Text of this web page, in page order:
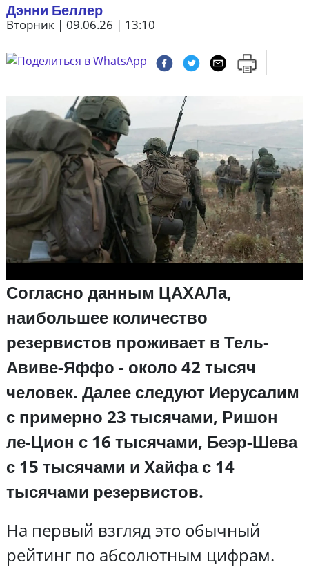
Дэнни Беллер
Вторник | 09.06.26 | 13:10
Согласно данным ЦАХАЛа,
наибольшее количество
резервистов проживает в Тель-
Авиве-Яффо - около 42 тысяч
человек. Далее следуют Иерусалим
с примерно 23 тысячами, Ришон
ле-Цион с 16 тысячами, Беэр-Шева
с 15 тысячами и Хайфа с 14
тысячами резервистов.
На первый взгляд это обычный
рейтинг по абсолютным цифрам.